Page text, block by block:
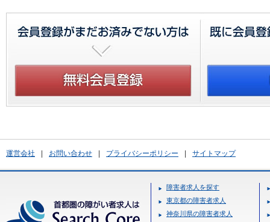
運営会社 お問い合わせ プライバシーポリシー サイトマップ
障害者求人を探す
東京都の障害者求人
神奈川県の障害者求人